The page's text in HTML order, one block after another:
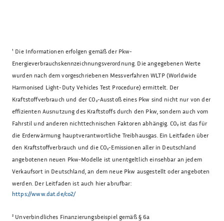
¹ Die Informationen erfolgen gemäß der Pkw-
Energieverbrauchskennzeichnungsverordnung. Die angegebenen Werte
wurden nach dem vorgeschriebenen Messverfahren WLTP (Worldwide
Harmonised Light-Duty Vehicles Test Procedure) ermittelt. Der
Kraftstoffverbrauch und der CO₂-Ausstoß eines Pkw sind nicht nur von der
effizienten Ausnutzung des Kraftstoffs durch den Pkw, sondern auch vom
Fahrstil und anderen nichttechnischen Faktoren abhängig. CO₂ ist das für
die Erderwärmung hauptverantwortliche Treibhausgas. Ein Leitfaden über
den Kraftstoffverbrauch und die CO₂-Emissionen aller in Deutschland
angebotenen neuen Pkw-Modelle ist unentgeltlich einsehbar an jedem
Verkaufsort in Deutschland, an dem neue Pkw ausgestellt oder angeboten
werden. Der Leitfaden ist auch hier abrufbar:
https://www.dat.de/co2/
² Unverbindliches Finanzierungsbeispiel gemäß § 6a